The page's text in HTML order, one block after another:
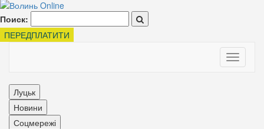
Поиск:
ПЕРЕДПЛАТИТИ
Toggle
Луцьк
Новини
Соцмережі